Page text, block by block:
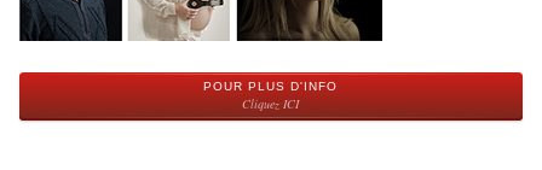
POUR PLUS D'INFO
Cliquez ICI